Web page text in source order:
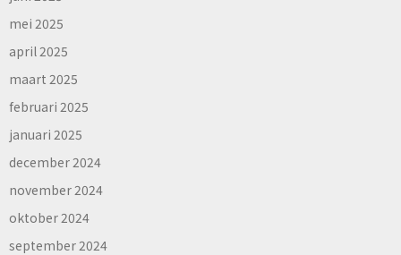
mei 2025
april 2025
maart 2025
februari 2025
januari 2025
december 2024
november 2024
oktober 2024
september 2024